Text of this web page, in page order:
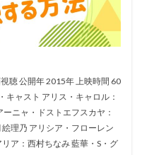
太
肥塚正史
美子
脇知弘
茅野愛衣
緒方賢一
慶
菊地瞳
池正美
美子
萩原聖人
聴 公開年 2015年 上映時間 60
キャスト アリス・キャロル：
ニャ・ドストエフスカヤ：
理乃 アリシア・フローレン
ア：西村ちなみ 藍華・S・グ